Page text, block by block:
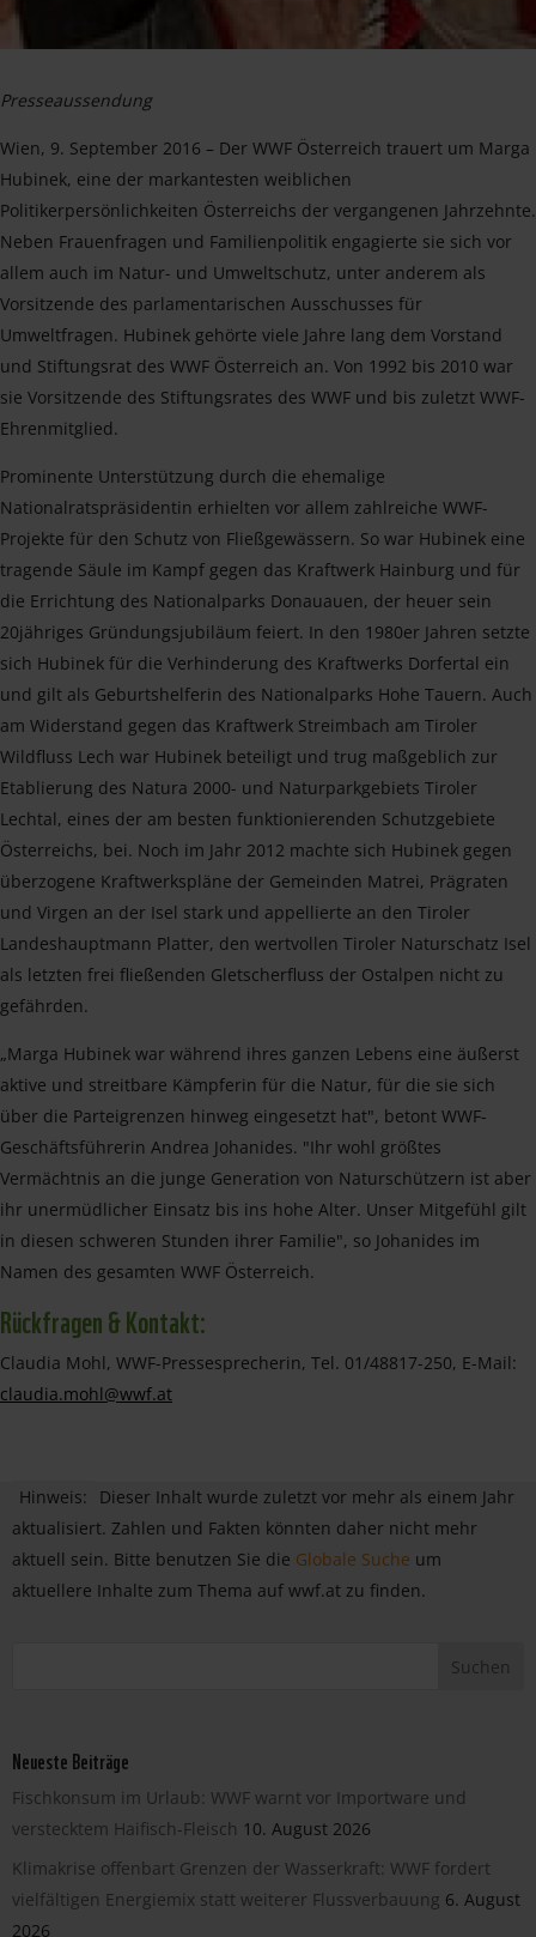
Presseaussendung
Wien, 9. September 2016 – Der WWF Österreich trauert um Marga
Hubinek, eine der markantesten weiblichen
Politikerpersönlichkeiten Österreichs der vergangenen Jahrzehnte.
Neben Frauenfragen und Familienpolitik engagierte sie sich vor
allem auch im Natur- und Umweltschutz, unter anderem als
Vorsitzende des parlamentarischen Ausschusses für
Umweltfragen. Hubinek gehörte viele Jahre lang dem Vorstand
und Stiftungsrat des WWF Österreich an. Von 1992 bis 2010 war
sie Vorsitzende des Stiftungsrates des WWF und bis zuletzt WWF-
Ehrenmitglied.
Prominente Unterstützung durch die ehemalige
Nationalratspräsidentin erhielten vor allem zahlreiche WWF-
Projekte für den Schutz von Fließgewässern. So war Hubinek eine
tragende Säule im Kampf gegen das Kraftwerk Hainburg und für
die Errichtung des Nationalparks Donauauen, der heuer sein
20jähriges Gründungsjubiläum feiert. In den 1980er Jahren setzte
sich Hubinek für die Verhinderung des Kraftwerks Dorfertal ein
und gilt als Geburtshelferin des Nationalparks Hohe Tauern. Auch
am Widerstand gegen das Kraftwerk Streimbach am Tiroler
Wildfluss Lech war Hubinek beteiligt und trug maßgeblich zur
Etablierung des Natura 2000- und Naturparkgebiets Tiroler
Lechtal, eines der am besten funktionierenden Schutzgebiete
Österreichs, bei. Noch im Jahr 2012 machte sich Hubinek gegen
überzogene Kraftwerkspläne der Gemeinden Matrei, Prägraten
und Virgen an der Isel stark und appellierte an den Tiroler
Landeshauptmann Platter, den wertvollen Tiroler Naturschatz Isel
als letzten frei fließenden Gletscherfluss der Ostalpen nicht zu
gefährden.
„Marga Hubinek war während ihres ganzen Lebens eine äußerst
aktive und streitbare Kämpferin für die Natur, für die sie sich
über die Parteigrenzen hinweg eingesetzt hat", betont WWF-
Geschäftsführerin Andrea Johanides. "Ihr wohl größtes
Vermächtnis an die junge Generation von Naturschützern ist aber
ihr unermüdlicher Einsatz bis ins hohe Alter. Unser Mitgefühl gilt
in diesen schweren Stunden ihrer Familie", so Johanides im
Namen des gesamten WWF Österreich.
Rückfragen & Kontakt:
Claudia Mohl, WWF-Pressesprecherin, Tel. 01/48817-250, E-Mail:
claudia.mohl@wwf.at
Hinweis:
Dieser Inhalt wurde zuletzt vor mehr als einem Jahr
aktualisiert. Zahlen und Fakten könnten daher nicht mehr
aktuell sein. Bitte benutzen Sie die Globale Suche um
aktuellere Inhalte zum Thema auf wwf.at zu finden.
Neueste Beiträge
Fischkonsum im Urlaub: WWF warnt vor Importware und
verstecktem Haifisch-Fleisch 10. August 2026
Klimakrise offenbart Grenzen der Wasserkraft: WWF fordert
vielfältigen Energiemix statt weiterer Flussverbauung 6. August
2026